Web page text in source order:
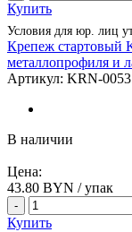
Купить
Условия для юр. лиц
Крепеж стартовый
металлопрофиля и
Артикул: KRN-0053
В наличии
Цена:
43.80 BYN / упак
-
Купить